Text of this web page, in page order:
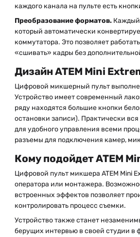
каждого канала на пульте есть
Преобразование форматов. Каждый
который автоматически
коммутатора. Это позволяет
«сшивать» кадры без
Дизайн ATEM Mini
Цифровой микшерный пульт
Устройство имеет современный
ряду находятся большие кнопки
остановки записи). Практически
для удобного управления всеми
разъемы для подключения камер,
Кому подойдет ATEM
Цифровой пульт микшера ATEM Mini
оператора или монтажера.
встроенных эффектов позволяет
контролировать процесс съемки.
Устройство также станет
берущих интервью в своей студии